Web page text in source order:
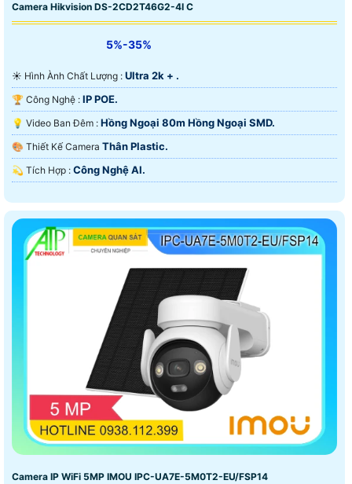
Camera Hikvision DS-2CD2T46G2-4I C
5%-35%
☀️ Hình Ành Chất Lượng : Ultra 2k + .
🏆 Công Nghệ : IP POE.
💡 Video Ban Đêm : Hồng Ngoại 80m Hồng Ngoại SMD.
🎨 Thiết Kế Camera Thân Plastic.
️💫 Tích Hợp : Công Nghệ AI.
Camera IP WiFi 5MP IMOU IPC-UA7E-5M0T2-EU/FSP14